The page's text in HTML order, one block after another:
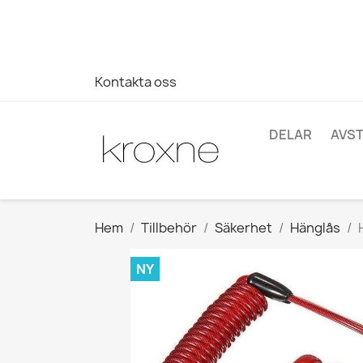
Kontakta oss
DELAR
Hem Tillbehör Säkerhet Hänglås
NY